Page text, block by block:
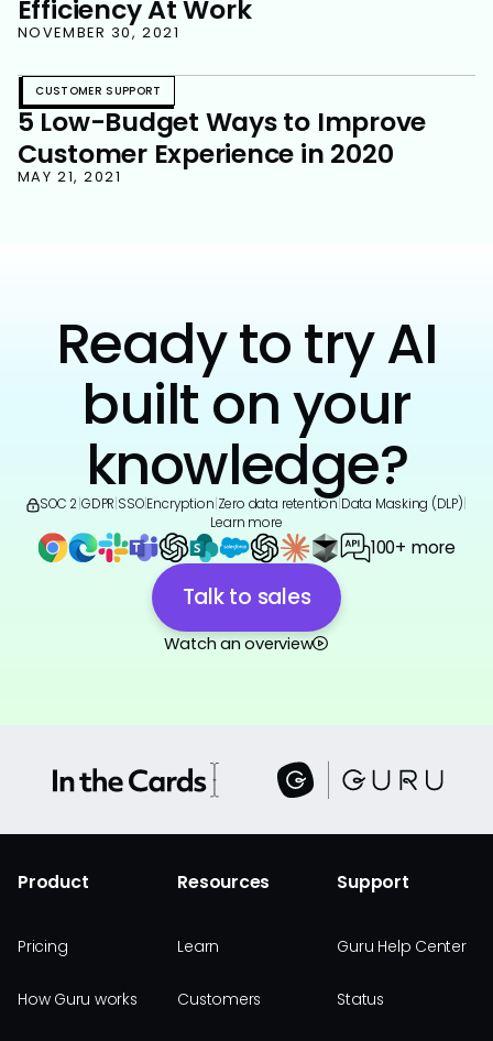
Efficiency At Work
NOVEMBER 30, 2021
CUSTOMER SUPPORT
5 Low-Budget Ways to Improve
Customer Experience in 2020
MAY 21, 2021
Ready to try AI
built on your
knowledge?
SOC 2 GDPR SSO|Encryption Zero data retention Data Masking (DLP)
Learn more
100+ more
Talk to sales
Watch an overview
Product
Pricing
How Guru works
Resources
Learn
Customers
Support
Guru Help Center
Status